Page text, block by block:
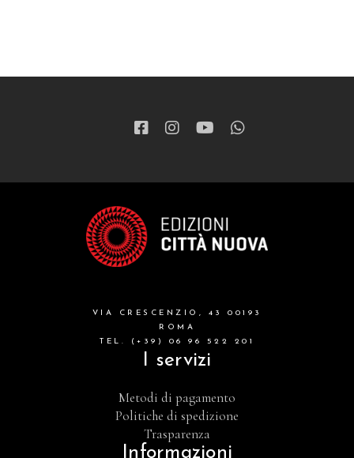
VIA CRESCENZIO, 43 00193
ROMA
TEL. (+39) 06 96 522 201
I servizi
Metodi di pagamento
Politiche di spedizione
Trasparenza
Informazioni